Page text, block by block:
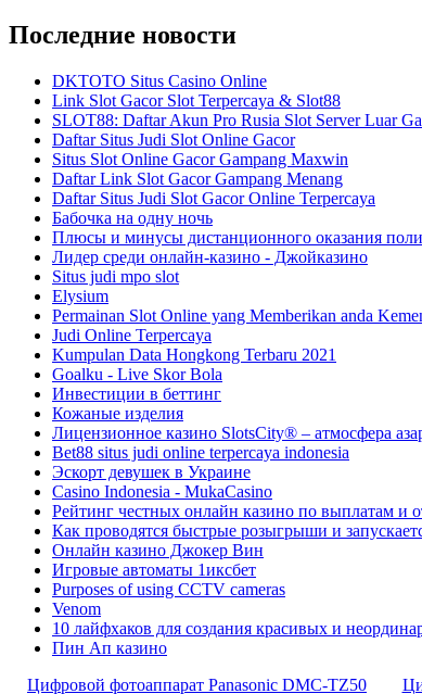
Последние новости
DKTOTO Situs Casino Online
Link Slot Gacor Slot Terpercaya & Slot88
SLOT88: Daftar Akun Pro Rusia Slot Server Luar
Daftar Situs Judi Slot Online Gacor
Situs Slot Online Gacor Gampang Maxwin
Daftar Link Slot Gacor Gampang Menang
Daftar Situs Judi Slot Gacor Online Terpercaya
Бабочка на одну ночь
Плюсы и минусы дистанционного оказания
Лидер среди онлайн-казино - Джойказино
Situs judi mpo slot
Elysium
Permainan Slot Online yang Memberikan anda
Judi Online Terpercaya
Kumpulan Data Hongkong Terbaru 2021
Goalku - Live Skor Bola
Инвестиции в беттинг
Кожаные изделия
Лицензионное казино SlotsCity® – атмосфера
Bet88 situs judi online terpercaya indonesia
Эскорт девушек в Украине
Casino Indonesia - MukaCasino
Рейтинг честных онлайн казино по выплатам и
Как проводятся быстрые розыгрыши и
Онлайн казино Джокер Вин
Игровые автоматы 1иксбет
Purposes of using CCTV cameras
Venom
10 лайфхаков для создания красивых и
Пин Ап казино
Цифровой фотоаппарат Panasonic DMC-TZ50